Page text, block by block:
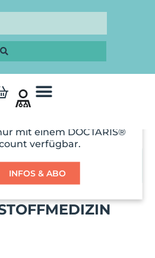
mit einem DOCTARIS®
verfügbar.
INFOS & ABO